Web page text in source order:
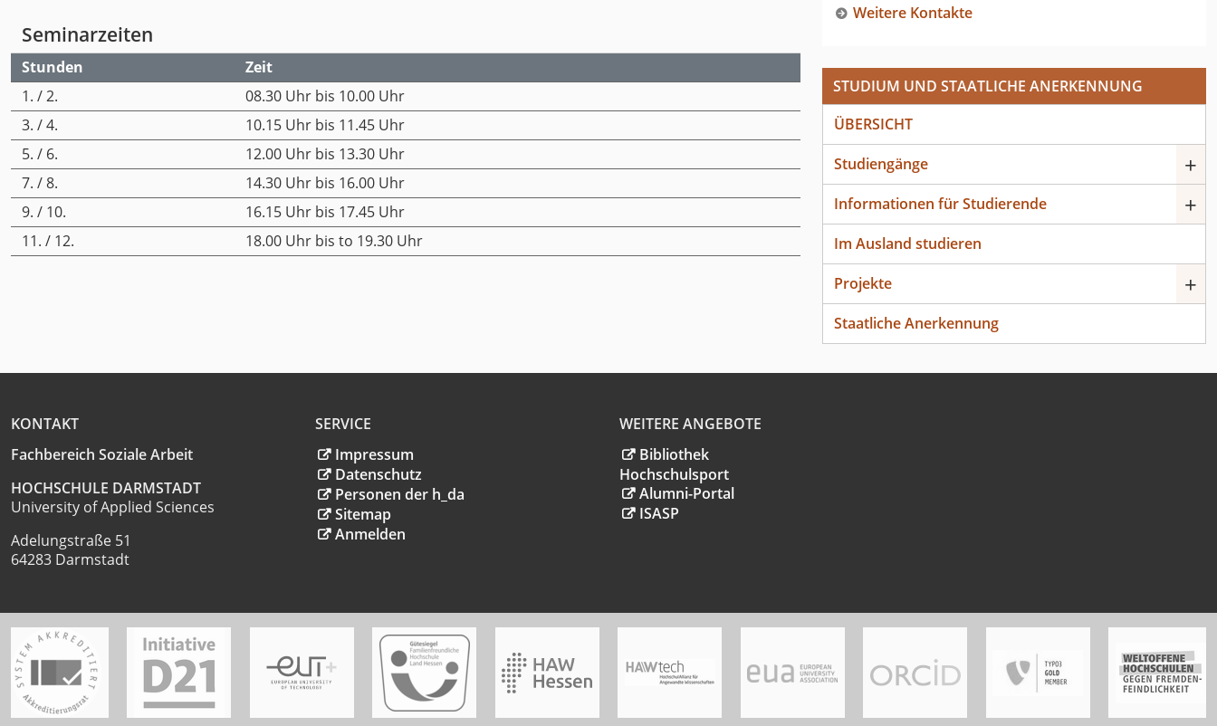
Seminarzeiten
Stunden
Zeit
1. / 2.
08.30 Uhr bis 10.00 Uhr
3. / 4.
10.15 Uhr bis 11.45 Uhr
5. / 6.
12.00 Uhr bis 13.30 Uhr
7. / 8.
14.30 Uhr bis 16.00 Uhr
9. / 10.
16.15 Uhr bis 17.45 Uhr
11. / 12.
18.00 Uhr bis to 19.30 Uhr
Weitere Kontakte
STUDIUM UND STAATLICHE ANERKENNUNG
ÜBERSICHT
Studiengänge
+
Informationen für Studierende +
Im Ausland studieren
Projekte
+
Staatliche Anerkennung
KONTAKT
Fachbereich Soziale Arbeit
HOCHSCHULE DARMSTADT
University of Applied Sciences
Adelungstraße 51
64283 Darmstadt
SERVICE
Impressum
Datenschutz
Personen der h_da
Sitemap
Anmelden
WEITERE ANGEBOTE
Bibliothek
Hochschulsport
Alumni-Portal
ISASP